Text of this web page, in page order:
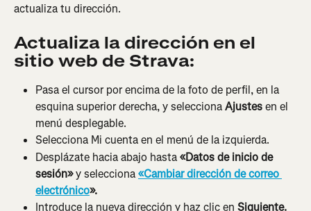
actualiza tu dirección.
Actualiza la dirección en el
sitio web de Strava:
Pasa el cursor por encima de la foto de perfil, en la
esquina superior derecha, y selecciona Ajustes en el
menú desplegable.
Selecciona Mi cuenta en el menú de la izquierda.
Desplázate hacia abajo hasta «Datos de inicio de
sesión» y selecciona «Cambiar dirección de correo
electrónico».
Introduce la nueva dirección y haz clic en Siguiente.